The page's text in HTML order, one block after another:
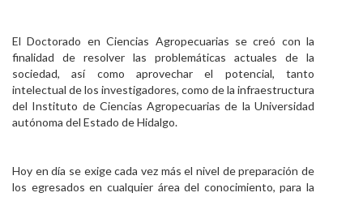
El Doctorado en Ciencias Agropecuarias se creó con la
finalidad de resolver las problemáticas actuales de la
sociedad, así como aprovechar el potencial, tanto
intelectual de los investigadores, como de la infraestructura
del Instituto de Ciencias Agropecuarias de la Universidad
autónoma del Estado de Hidalgo.
Hoy en día se exige cada vez más el nivel de preparación de
los egresados en cualquier área del conocimiento, para la